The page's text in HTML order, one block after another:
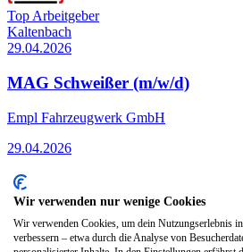
Top Arbeitgeber
Kaltenbach
29.04.2026
MAG Schweißer (m/w/d)
Empl Fahrzeugwerk GmbH
29.04.2026
Hopfgarten im Brixental
26.06.2026
Empfangsassistent:in | Front
Wir verwenden nur wenige Cookies
Wir verwenden Cookies, um dein Nutzungserlebnis
verbessern – etwa durch die Analyse von